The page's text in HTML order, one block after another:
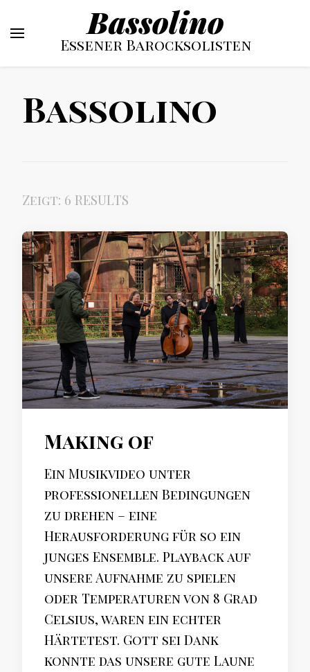
Bassolino
Essener Barocksolisten
Bassolino
Zeigt: 6 RESULTS
Making of
Ein Musikvideo unter
professionellen Bedingungen
zu drehen – eine
Herausforderung für so ein
junges Ensemble. Playback auf
unsere Aufnahme zu spielen
oder Temperaturen von 8 Grad
Celsius, waren ein echter
Härtetest. Gott sei Dank
konnte das unsere gute Laune